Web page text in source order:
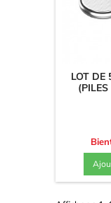
LOT DE